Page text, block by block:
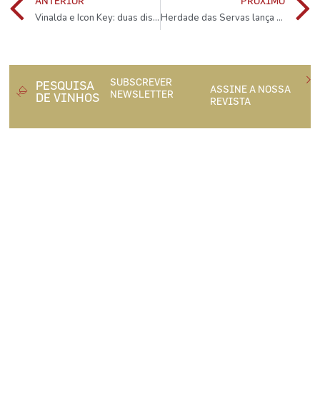
Vinalda e Icon Key: duas distribuidoras agora fundidas Herdade das Servas lança Reserva tinto e branco
PESQUISA
DE VINHOS
SUBSCREVER
NEWSLETTER
ASSINE A NOSSA
REVISTA